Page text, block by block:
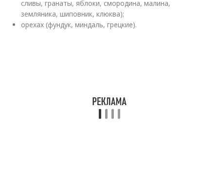
сливы, гранаты, яблоки, смородина, малина,
земляника, шиповник, клюква);
орехах (фундук, миндаль, грецкие).